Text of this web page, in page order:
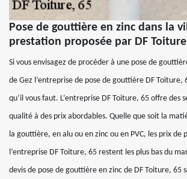
Pose de gouttière en zinc dans la
prestation proposée par DF
Si vous envisagez de procéder à une pose de
de Gez l’entreprise de pose de gouttière DF
qu’il vous faut. L’entreprise DF Toiture, 65 offre des
qualité à des prix abordables. Quelle que soit la
la gouttière, en alu ou en zinc ou en PVC, les prix de
l’entreprise DF Toiture, 65 restent les plus bas du
devis de pose de gouttière en zinc de DF Toiture, 65